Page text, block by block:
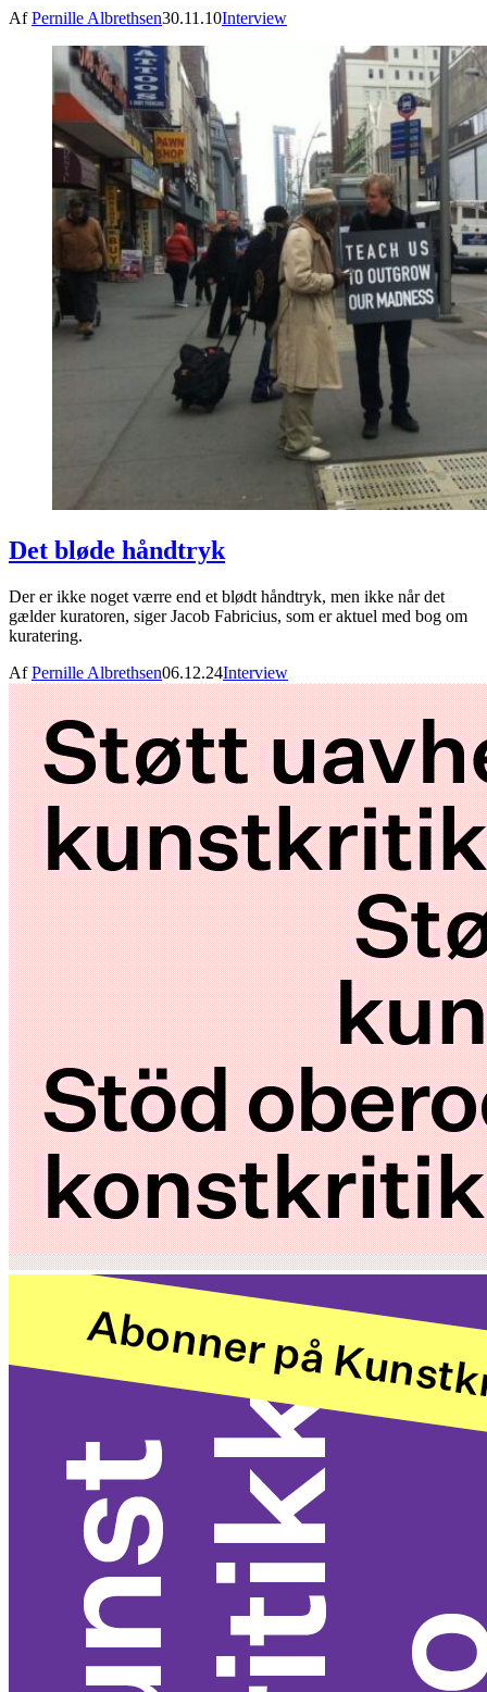
AfPernille Albrethsen30.11.10Interview
Det bløde håndtryk
Der er ikke noget værre end et blødt håndtryk, men ikke når det
gælder kuratoren, siger Jacob Fabricius, som er aktuel med bog om
kuratering.
AfPernille Albrethsen06.12.24Interview